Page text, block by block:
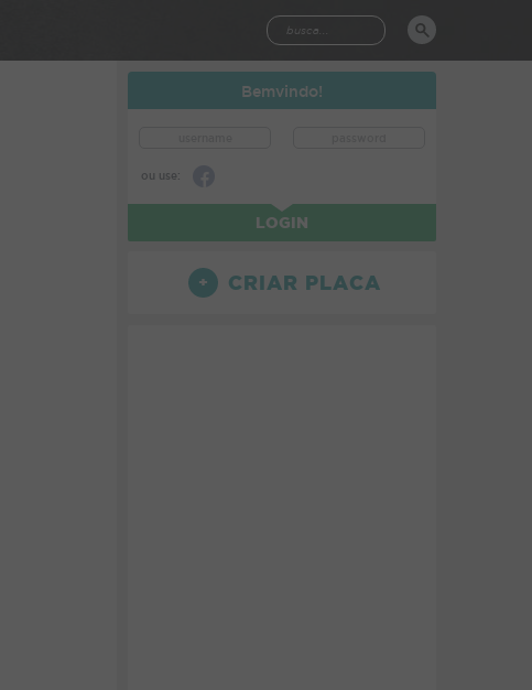
Bemvindo!
ou use:
LOGIN
CRIAR PLACA